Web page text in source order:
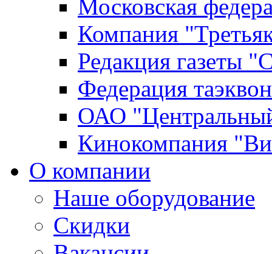
Московская
Компания
Редакция газеты
Федерация
ОАО
Кинокомпания
О компании
Наше оборудование
Скидки